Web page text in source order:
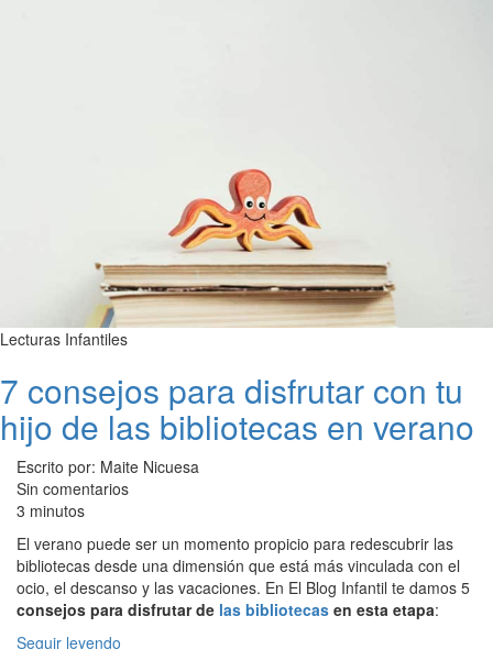
Lecturas Infantiles
7 consejos para disfrutar con tu
hijo de las bibliotecas en verano
Escrito por: Maite Nicuesa
Sin comentarios
3 minutos
El verano puede ser un momento propicio para redescubrir las
bibliotecas desde una dimensión que está más vinculada con el
ocio, el descanso y las vacaciones. En El Blog Infantil te damos 5
consejos para disfrutar de las bibliotecas en esta etapa:
Seguir leyendo